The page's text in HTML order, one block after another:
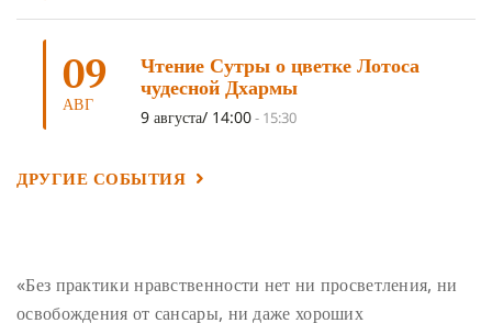
ШАМАТХА(3) НИРВАНА(3) СХЕМЫ ЛАМРИМА(3)
ТРЕНИРОВКА УМА МОНАШЕСТВО
ПРЕДВАРИТЕЛЬНЫЕ ПРАКТИКИ(3)
ЧОКОР ДЮЧЕН (3)
ПРОИСХОЖДЕНИЯ(2)
09
АВГ
Чтение Сутры о цветке Лотоса
чудесной Дхармы
9 августа/ 14:00- 15:30
ДРУГИЕ СОБЫТИЯ
«Без практики нравственности нет ни просветления, ни
освобождения от сансары, ни даже хороших